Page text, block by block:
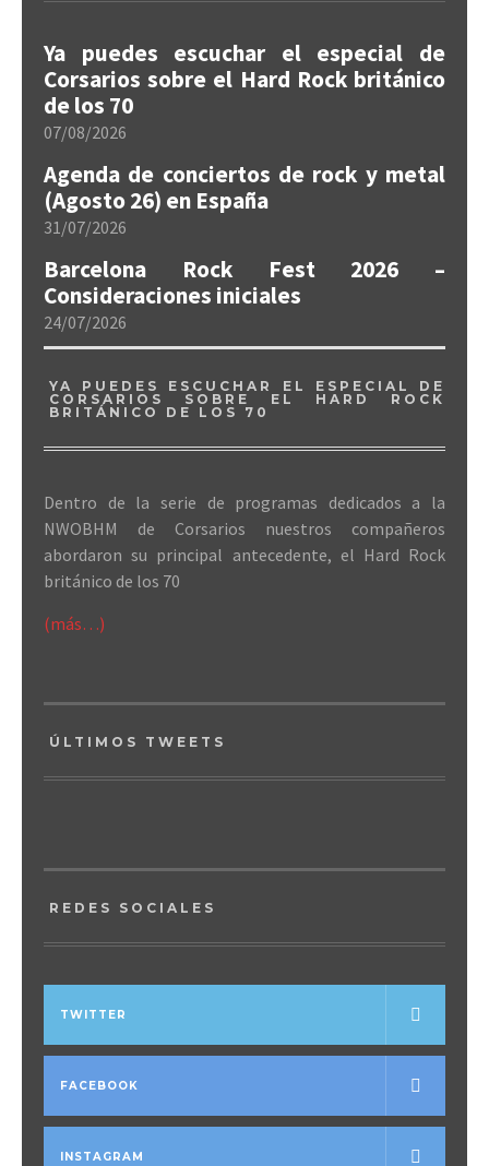
Ya puedes escuchar el especial de
Corsarios sobre el Hard Rock británico
de los 70
07/08/2026
Agenda de conciertos de rock y metal
(Agosto 26) en España
31/07/2026
Barcelona Rock Fest 2026 –
Consideraciones iniciales
24/07/2026
YA PUEDES ESCUCHAR EL ESPECIAL DE
CORSARIOS SOBRE EL HARD ROCK
BRITÁNICO DE LOS 70
Dentro de la serie de programas dedicados a la
NWOBHM de Corsarios nuestros compañeros
abordaron su principal antecedente, el Hard Rock
británico de los 70
(más…)
ÚLTIMOS TWEETS
REDES SOCIALES
TWITTER
FACEBOOK
INSTAGRAM